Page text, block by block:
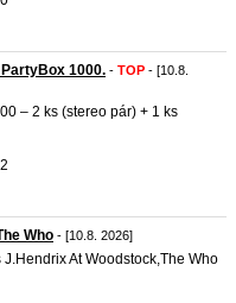
1000. - TOP - [10.8.
– 2 ks (stereo pár) + 1 ks
Who - [10.8. 2026]
J.Hendrix At Woodstock,The Who